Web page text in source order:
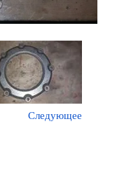
Следующее